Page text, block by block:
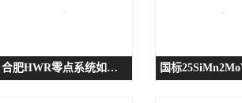
合肥HWR零点系统如何选 持久耐用